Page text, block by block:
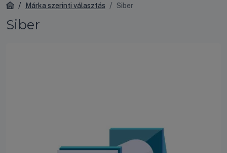
Márka szerinti választás Siber
Siber